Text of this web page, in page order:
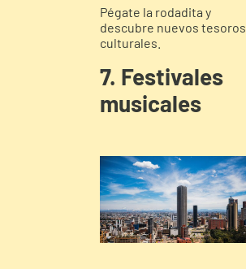
Pégate la rodadita y
descubre nuevos tesoros
culturales.
7. Festivales
musicales